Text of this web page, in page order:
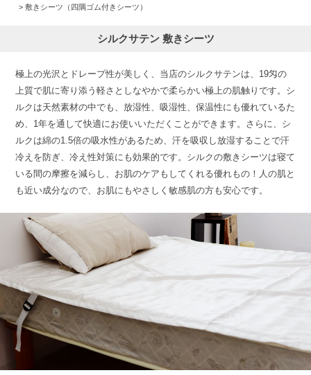
敷きシーツ（四隅ゴム付きシーツ）
シルクサテン 敷きシーツ
極上の光沢とドレープ性が美しく、当店のシルクサテンは、19匁の
上質で肌に寄り添う軽さとしなやかで柔らかい極上の肌触りです。シ
ルクは天然素材の中でも、放湿性、吸湿性、保温性にも優れているた
め、1年を通して快適にお使いいただくことができます。さらに、シ
ルクは綿の1.5倍の吸水性があるため、汗を吸収し放湿することで汗
冷えを防ぎ、冷え性対策にも効果的です。シルクの敷きシーツは寝て
いる間の摩擦を減らし、お肌のケアもしてくれる優れもの！人の肌と
も近い成分なので、お肌にもやさしく敏感肌の方も安心です。